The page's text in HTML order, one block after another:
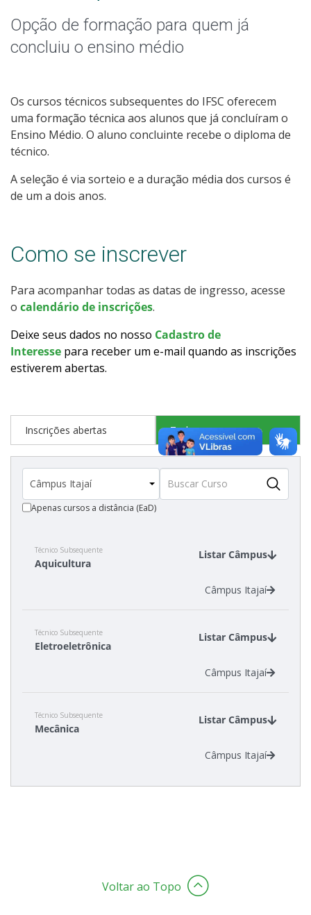
Especialização
Educação a Distância
Todos os Cursos
Resultados
Resultados Vagas Remanescentes
Calendário de inscrições
Cotas
Inscrições e acompanhamento
Vagas Ociosas
Transferências e Retornos
Opção de formação para quem já
concluiu o ensino médio
Os cursos técnicos subsequentes do IFSC oferecem
uma formação técnica aos alunos que já concluíram o
Ensino Médio. O aluno concluinte recebe o diploma de
técnico.
A seleção é via sorteio e a duração média dos cursos é
de um a dois anos.
Como se inscrever
Para acompanhar todas as datas de ingresso, acesse
o calendário de inscrições.
Deixe seus dados no nosso Cadastro de
Interesse para receber um e-mail quando as inscrições
estiverem abertas.
Inscrições abertas Todos os cursos
Apenas cursos a distância (EaD)
Técnico Subsequente
Aquicultura
Listar Câmpus
Câmpus Itajaí
Técnico Subsequente
Eletroeletrônica
Listar Câmpus
Câmpus Itajaí
Técnico Subsequente
Mecânica
Listar Câmpus
Câmpus Itajaí
Voltar ao Topo